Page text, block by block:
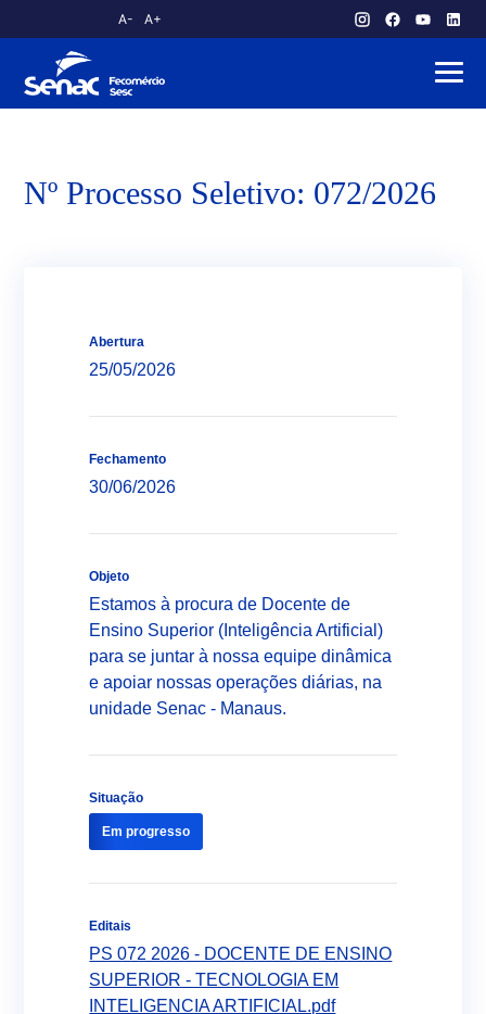
A- A+
atendimento.publico@am.senac.br
Sobre o Senac
Documentos Educacionais
Unidades Educacionais
Modelo Pedagógico
Validação de Certificado
Transparência da Gestão
Cursos Livres (FIC)
Cursos Técnicos
Graduação Tecnológica
Educação a Distância - EAD
Escola Interativa
Restaurante escola Senac
Atendimento Corporativo
Programa Comércio
Programa de Segurança Alimentar
Senac Empresas
Contato
Nº Processo Seletivo: 072/2026
Abertura
25/05/2026
Fechamento
30/06/2026
Objeto
Estamos à procura de Docente de
Ensino Superior (Inteligência Artificial)
para se juntar à nossa equipe dinâmica
e apoiar nossas operações diárias, na
unidade Senac - Manaus.
Situação
Em progresso
Editais
PS 072 2026 - DOCENTE DE ENSINO
SUPERIOR - TECNOLOGIA EM
INTELIGENCIA ARTIFICIAL.pdf